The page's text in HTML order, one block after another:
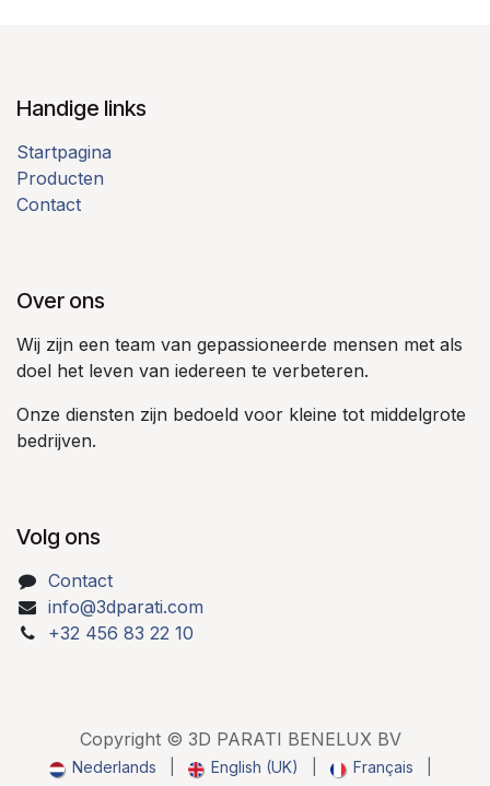
Handige links
Startpagina
Producten
Contact
Over ons
Wij zijn een team van gepassioneerde mensen met als
doel het leven van iedereen te verbeteren.
Onze diensten zijn bedoeld voor kleine tot middelgrote
bedrijven.
Volg ons
Contact
info@3dparati.com
+32 456 83 22 10
Copyright © 3D PARATI BENELUX BV
Nederlands English (UK) Français